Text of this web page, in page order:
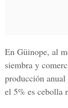
En Güinope, al
siembra y
producción
el 5% es cebolla